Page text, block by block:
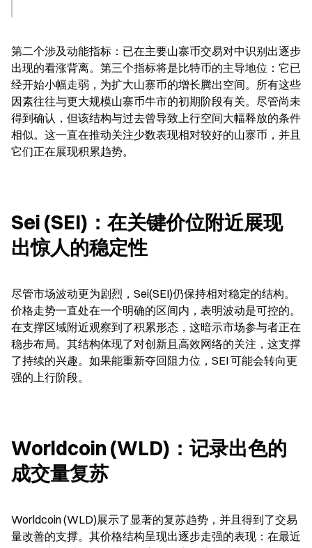
第二个涉及动能指标：已在主要山寨币交易对中识别出逐步
出现的看涨背离。第三个指标将是比特币的主导地位：它已
经开始小幅走弱，为扩大山寨币的增长腾出空间。所有这些
因素往往与更大规模山寨币牛市的初期阶段有关。尽管尚未
得到确认，但该结构与过去曾导致上行空间大幅释放的条件
相似。这一直在推动关注少数表现相对较好的山寨币，并且
它们正在展现积累趋势。
Sei (SEI)：在关键价位附近展现
出惊人的稳定性
尽管市场波动更为剧烈，Sei(SEI)仍保持相对稳定的结构。
价格走势一直处在一个明确的区间内，表明波动是可控的。
在支撑区域附近观察到了积累形态，这暗示市场参与者正在
稳步布局。其结构体现了对创新且高效网络的关注，这支撑
了持续的兴趣。如果能重新夺回阻力位，SEI 可能会转向更
强的上行阶段。
Worldcoin (WLD)：记录出色的
成交量复苏
Worldcoin (WLD)展示了显著的复苏趋势，并且得到了交易
量改善的支撑。其价格结构呈现出逐步走强的表现：在最近